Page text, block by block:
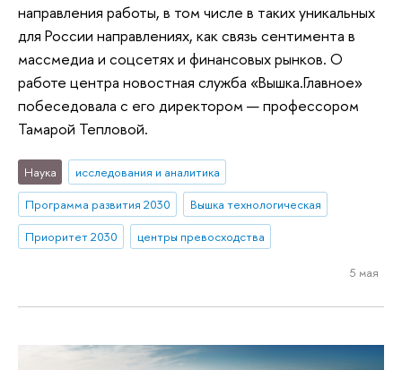
направления работы, в том числе в таких уникальных
для России направлениях, как связь сентимента в
массмедиа и соцсетях и финансовых рынков. О
работе центра новостная служба «Вышка.Главное»
побеседовала с его директором — профессором
Тамарой Тепловой.
Наука
исследования и аналитика
Программа развития 2030
Вышка технологическая
Приоритет 2030
центры превосходства
5 мая